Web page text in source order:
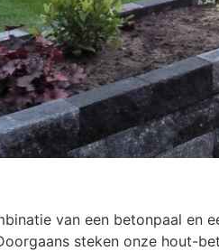
van een betonpaal en
steken onze hout-